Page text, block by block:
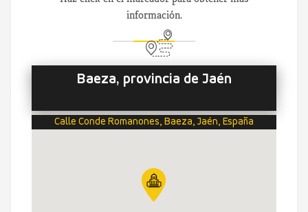
información.
Baeza, provincia de Jaén
Calle Conde Romanones, Baeza, Jaén, España